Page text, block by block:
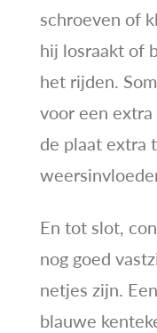
schroeven of
hij losraakt of
het rijden.
voor een extra
de plaat extra
En tot slot,
nog goed
netjes zijn.
blauwe